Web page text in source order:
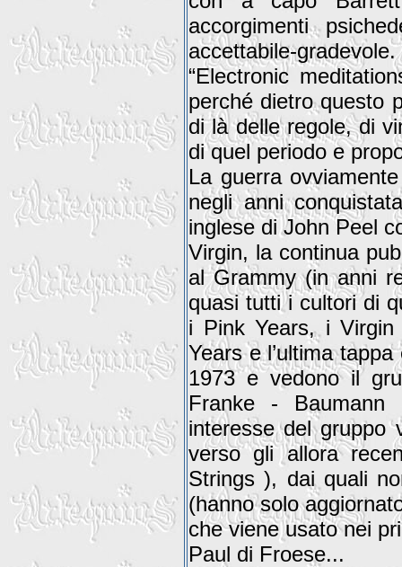
accorgimenti
accettabile-
“Electronic
perché dietro questo
di là delle regole, di
di quel periodo e
La guerra
negli anni
inglese di John Peel
Virgin, la continua
al Grammy (in anni
quasi tutti i cultori di
i Pink Years, i
Years e l’ultima
1973 e vedono il
Franke - Baumann
interesse del gruppo
verso gli allora
Strings ), dai quali
(hanno solo
che viene usato nei
Paul di Froese...